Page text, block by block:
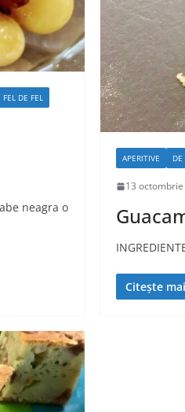
DE FEL
neagra o
APERITIVE DE
13 octombrie
Citește